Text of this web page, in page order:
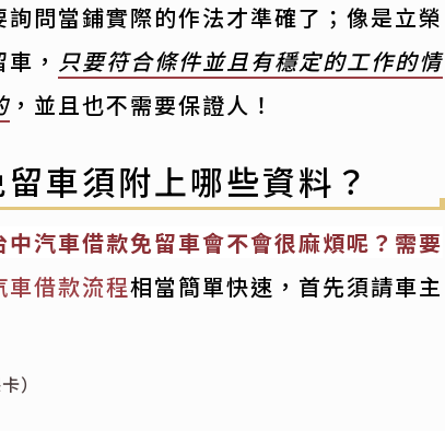
問當鋪實際的作法才準確了；像是立榮
， 只要符合條件並且有穩定的工作的情
，並且也不需要保證人！
車須附上哪些資料？
中汽車借款免留車會不會很麻煩呢？需要
車借款流程相當簡單快速，首先須請車主
）